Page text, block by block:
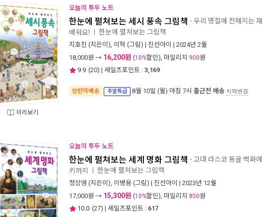
미리보기
오늘의 투두 노트
한눈에 펼쳐보는 세시 풍속 그림책 - 우리 명절에 전해지는
배워요! 한눈에 펼쳐보는 그림책
지호진 (지은이), 이혁 (그림) | 진선아이 | 2024년 2월
18,000원 → 16,200원 (10%할인), 마일리지 900원
9.9 (20) | 세일즈포인트 : 3,169
양탄자배송 주말특급 8월 10일 (월) 아침 7시 출근전 배송 지역변경
오늘의 투두 노트
한눈에 펼쳐보는 세계 명화 그림책 - 고대 라스코 동굴 벽화
키까지 한눈에 펼쳐보는 그림책
정상영 (지은이), 이병용 (그림) | 진선아이 | 2023년 12월
17,000원 → 15,300원 (10%할인), 마일리지 850원
10.0 (27) | 세일즈포인트 : 617